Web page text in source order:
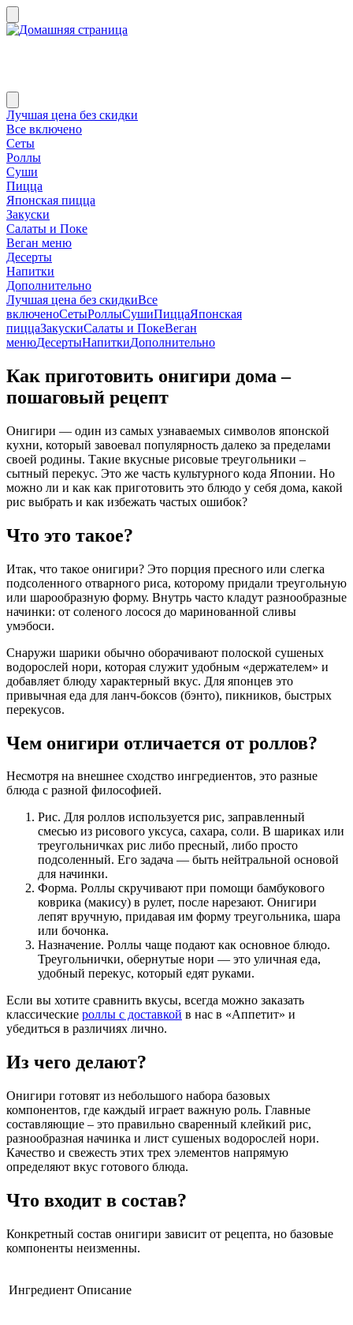
Лучшая цена без скидки
Все включено
Сеты
Роллы
Суши
Пицца
Японская пицца
Закуски
Салаты и Поке
Веган меню
Десерты
Напитки
Дополнительно
Лучшая цена без скидкиВсе
включеноСетыРоллыСушиПиццаЯпонская
пиццаЗакускиСалаты и ПокеВеган
менюДесертыНапиткиДополнительно
Как приготовить онигири дома –
пошаговый рецепт
Онигири — один из самых узнаваемых символов японской
кухни, который завоевал популярность далеко за пределами
своей родины. Такие вкусные рисовые треугольники –
сытный перекус. Это же часть культурного кода Японии. Но
можно ли и как как приготовить это блюдо у себя дома, какой
рис выбрать и как избежать частых ошибок?
Что это такое?
Итак, что такое онигири? Это порция пресного или слегка
подсоленного отварного риса, которому придали треугольную
или шарообразную форму. Внутрь часто кладут разнообразные
начинки: от соленого лосося до маринованной сливы
умэбоси.
Снаружи шарики обычно оборачивают полоской сушеных
водорослей нори, которая служит удобным «держателем» и
добавляет блюду характерный вкус. Для японцев это
привычная еда для ланч-боксов (бэнто), пикников, быстрых
перекусов.
Чем онигири отличается от роллов?
Несмотря на внешнее сходство ингредиентов, это разные
блюда с разной философией.
Рис. Для роллов используется рис, заправленный
смесью из рисового уксуса, сахара, соли. В шариках или
треугольничках рис либо пресный, либо просто
подсоленный. Его задача — быть нейтральной основой
для начинки.
Форма. Роллы скручивают при помощи бамбукового
коврика (макису) в рулет, после нарезают. Онигири
лепят вручную, придавая им форму треугольника, шара
или бочонка.
Назначение. Роллы чаще подают как основное блюдо.
Треугольнички, обернутые нори — это уличная еда,
удобный перекус, который едят руками.
Если вы хотите сравнить вкусы, всегда можно заказать
классические роллы с доставкой в нас в «Аппетит» и
убедиться в различиях лично.
Из чего делают?
Онигири готовят из небольшого набора базовых
компонентов, где каждый играет важную роль. Главные
составляющие – это правильно сваренный клейкий рис,
разнообразная начинка и лист сушеных водорослей нори.
Качество и свежесть этих трех элементов напрямую
определяют вкус готового блюда.
Что входит в состав?
Конкретный состав онигири зависит от рецепта, но базовые
компоненты неизменны.
Ингредиент Описание